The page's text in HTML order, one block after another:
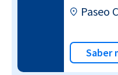
Paseo
Saber